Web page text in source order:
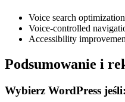
Voice search optimization
Voice-controlled
Accessibility
Podsumowanie i
Wybierz WordPress jeśli: